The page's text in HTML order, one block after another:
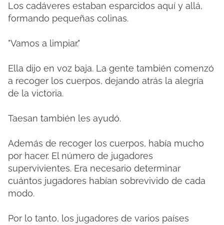
Los cadáveres estaban esparcidos aquí y allá,
formando pequeñas colinas.
"Vamos a limpiar."
Ella dijo en voz baja. La gente también comenzó
a recoger los cuerpos, dejando atrás la alegría
de la victoria.
Taesan también les ayudó.
Además de recoger los cuerpos, había mucho
por hacer. El número de jugadores
supervivientes. Era necesario determinar
cuántos jugadores habían sobrevivido de cada
modo.
Por lo tanto, los jugadores de varios países